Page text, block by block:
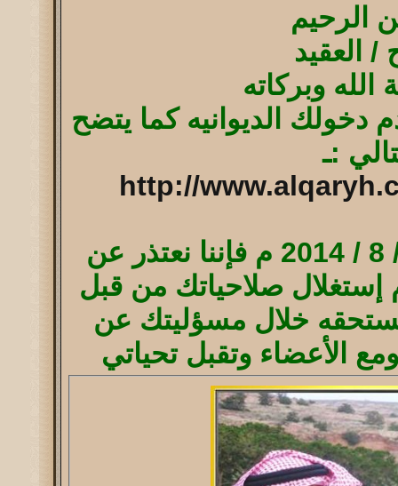
الرحيم
/ العقيد
وبركاته
الديوانيه كما يتضح
:ـ
http://
حيث كان آخر نشاط لك بتاريخ 9 / 8 / 2014 م فإننا نعتذر عن
إستغلال صلاحياتك من قبل
تستحقه خلال مسؤليتك عن
الأعضاء وتقبل تحياتي